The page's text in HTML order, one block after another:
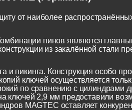
от наиболее
пинов являются
из закалённой стали
пикинга. Конструкция особо
ключей осуществляется
по сравнению с цилиндрами
2,9 мм предоставили
MAGTEC оставляет